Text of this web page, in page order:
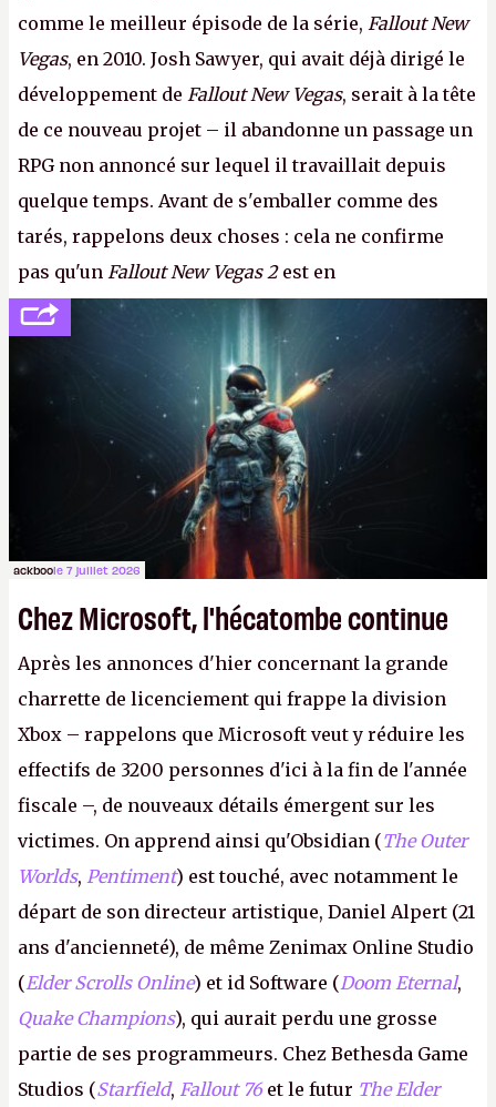
comme le meilleur épisode de la série, Fallout New
Vegas, en 2010. Josh Sawyer, qui avait déjà dirigé le
développement de Fallout New Vegas, serait à la tête
de ce nouveau projet – il abandonne un passage un
RPG non annoncé sur lequel il travaillait depuis
quelque temps. Avant de s'emballer comme des
tarés, rappelons deux choses : cela ne confirme
pas qu'un Fallout New Vegas 2est en
développement (pour ce que l'on sait, ils bossent
peut-être sur
Fallout Football ou
Fallout vs. Les
Lapins Crétins) et l'Obsidian d'aujourd'hui n'est plus
le même studio qu'il y a 15 ans. Mais bon, OK, on
peut commencer à fantasmer.A.
ackboole 7 juillet 2026
Chez Microsoft, l'hécatombe continue
Après les annonces d'hier concernant la grande
charrette de licenciement qui frappe la division
Xbox – rappelons que Microsoft veut y réduire les
effectifs de 3200 personnes d'ici à la fin de l'année
fiscale –, de nouveaux détails émergent sur les
victimes. On apprend ainsi qu'Obsidian (The Outer
Worlds, Pentiment) est touché, avec notamment le
départ de son directeur artistique, Daniel Alpert (21
ans d'ancienneté), de même Zenimax Online Studio
(Elder Scrolls Online) et id Software (Doom Eternal,
Quake Champions), qui aurait perdu une grosse
partie de ses programmeurs. Chez Bethesda Game
Studios (Starfield, Fallout 76 et le futur The Elder